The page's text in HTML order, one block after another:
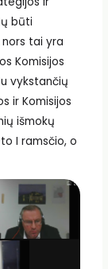
būti
tai yra
Komisijos
vykstančių
ir Komisijos
išmokų
I ramsčio, o